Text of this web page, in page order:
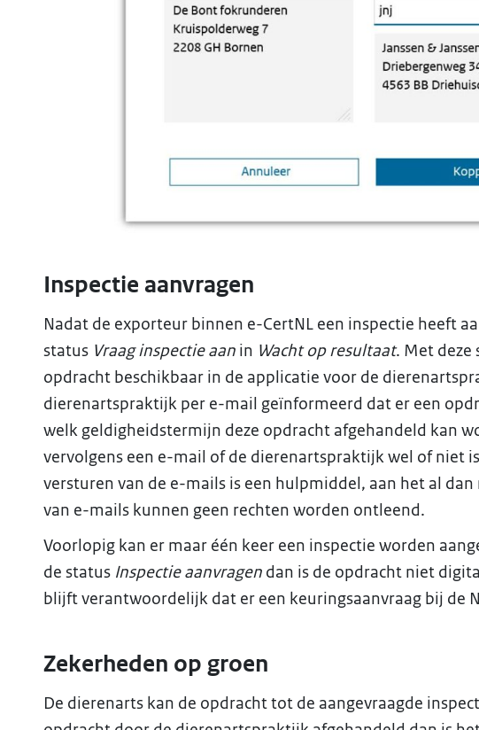
Inspectie aanvragen
Nadat de exporteur binnen e-CertNL een inspectie heeft
status Vraag inspectie aan in Wacht op resultaat. Met deze
opdracht beschikbaar in de applicatie voor de
dierenartspraktijk per e-mail geïnformeerd dat er een
welk geldigheidstermijn deze opdracht afgehandeld kan
vervolgens een e-mail of de dierenartspraktijk wel of niet
versturen van de e-mails is een hulpmiddel, aan het al
van e-mails kunnen geen rechten worden ontleend.
Voorlopig kan er maar één keer een inspectie worden
de status Inspectie aanvragen dan is de opdracht niet
blijft verantwoordelijk dat er een keuringsaanvraag bij de
Zekerheden op groen
De dierenarts kan de opdracht tot de aangevraagde